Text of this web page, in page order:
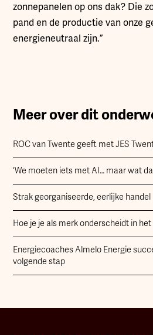
zonnepanelen op ons dak? Die
pand en de productie van onze
energieneutraal zijn.”
Meer over dit
ROC van Twente geeft met JES
‘We moeten iets met AI… maar wat
Strak georganiseerde, eerlijke handel
Hoe je je als merk onderscheidt in
Energiecoaches Almelo Energie
volgende stap